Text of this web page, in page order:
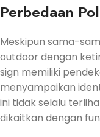
Perbedaan
Meskipun sama-
outdoor dengan
sign memiliki
menyampaikan
ini tidak selalu
dikaitkan dengan